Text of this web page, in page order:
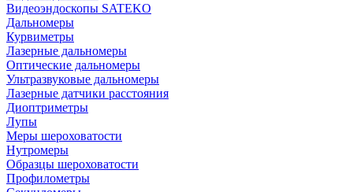
Видеоэндоскопы SATEKO
Дальномеры
Курвиметры
Лазерные дальномеры
Оптические дальномеры
Ультразвуковые дальномеры
Лазерные датчики расстояния
Диоптриметры
Лупы
Меры шероховатости
Нутромеры
Образцы шероховатости
Профилометры